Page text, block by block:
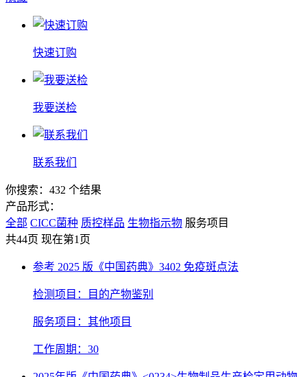
快速订购
我要送检
联系我们
你搜索：432 个结果
产品形式：
全部 CICC菌种 质控样品 生物指示物 服务项目
共44页 现在第1页
参考 2025 版《中国药典》3402 免疫斑点法
检测项目：目的产物鉴别
服务项目：其他项目
工作周期：30